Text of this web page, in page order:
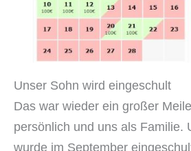
Unser Sohn wird eingeschult
Das war wieder ein großer
persönlich und uns als Familie.
wurde im September